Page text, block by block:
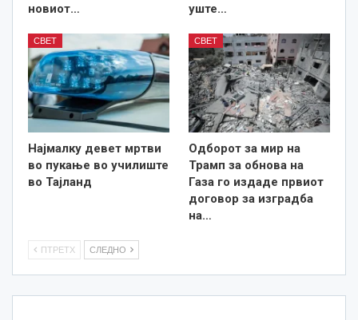
новиот…
уште…
СВЕТ
Најмалку девет мртви
во пукање во училиште
во Тајланд
СВЕТ
Одборот за мир на
Трамп за обнова на
Газа го издаде првиот
договор за изградба
на…
ПТРЕТХ СЛЕДНО